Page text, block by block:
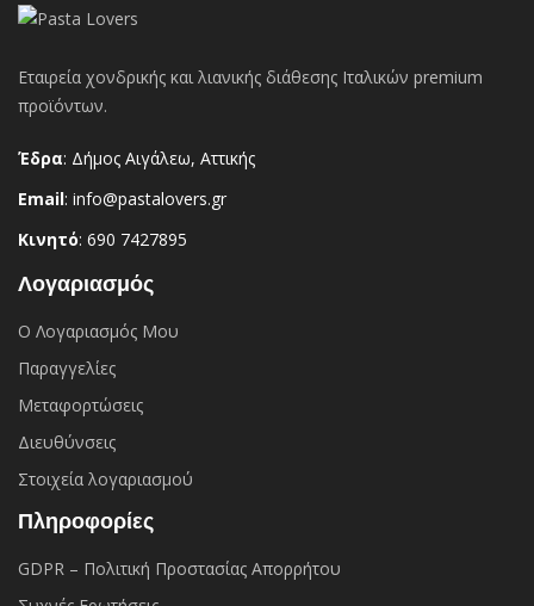
Εταιρεία χονδρικής και λιανικής διάθεσης Ιταλικών premium
προϊόντων.
Έδρα: Δήμος Αιγάλεω, Αττικής
Email: info@pastalovers.gr
Κινητό: 690 7427895
Λογαριασμός
Ο Λογαριασμός Μου
Παραγγελίες
Μεταφορτώσεις
Διευθύνσεις
Στοιχεία λογαριασμού
Πληροφορίες
GDPR – Πολιτική Προστασίας Απορρήτου